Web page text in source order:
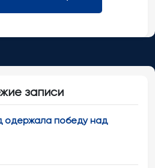
записи
победу над